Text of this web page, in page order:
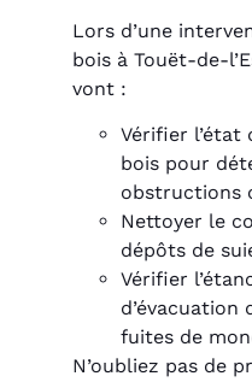
Lors d’une
bois à Touët-de-
vont :
Vérifier
bois pour
obstructions
Nettoyer le
dépôts de
Vérifier
d’évacuation
fuites de
N’oubliez pas de